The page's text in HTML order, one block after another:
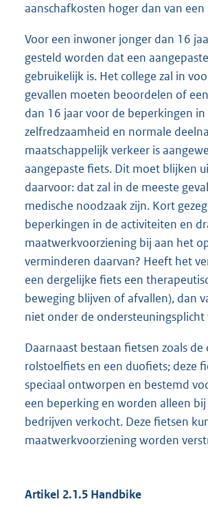
aanschafkosten hoger dan van
Voor een inwoner jonger dan 16
gesteld worden dat een
gebruikelijk is. Het college zal in
gevallen moeten beoordelen of
dan 16 jaar voor de beperkingen in
zelfredzaamheid en normale
maatschappelijk verkeer is
aangepaste fiets. Dit moet blijken
daarvoor: dat zal in de meeste
medische noodzaak zijn. Kort
beperkingen in de activiteiten en
maatwerkvoorziening bij aan het
verminderen daarvan? Heeft het
een dergelijke fiets een
beweging blijven of afvallen), dan
niet onder de ondersteuningsplicht
Daarnaast bestaan fietsen zoals de
rolstoelfiets en een duofiets; deze
speciaal ontworpen en bestemd
een beperking en worden alleen bij
bedrijven verkocht. Deze fietsen
maatwerkvoorziening worden
Artikel 2.1.5 Handbike